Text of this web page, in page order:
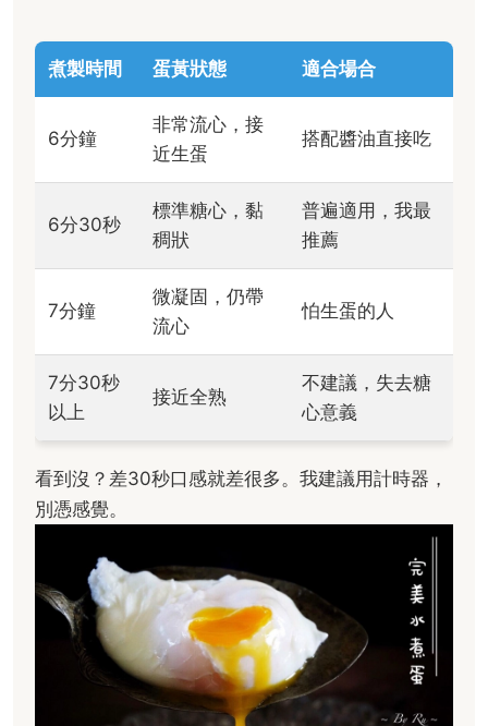
煮製時間 蛋黃狀態 適合場合
6分鐘
非常流心，接
近生蛋
搭配醬油直接吃
6分30秒
標準糖心，黏
稠狀
普遍適用，我最
推薦
7分鐘
微凝固，仍帶
流心
怕生蛋的人
7分30秒
以上
接近全熟
不建議，失去糖
心意義
看到沒？差30秒口感就差很多。我建議用計時器，
別憑感覺。